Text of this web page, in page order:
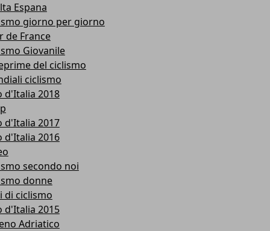
Espana
giorno per giorno
de France
Giovanile
del ciclismo
ciclismo
d'Italia 2018
d'Italia 2017
d'Italia 2016
secondo noi
donne
di ciclismo
d'Italia 2015
Adriatico